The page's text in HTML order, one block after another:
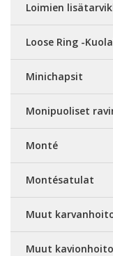
Loimien
Loose Ring -
Minichapsit
Monipuoliset
Monté
Montésatulat
Muut
Muut